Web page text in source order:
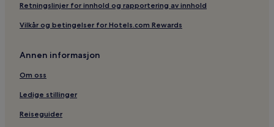
Retningslinjer for innhold og rapportering av innhold
Vilkår og betingelser for Hotels.com Rewards
Annen informasjon
Om oss
Ledige stillinger
Reiseguider